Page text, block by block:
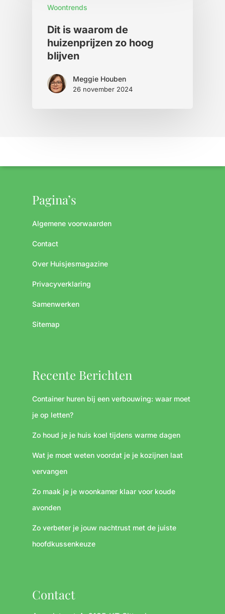
Woontrends
Dit is waarom de
huizenprijzen zo hoog
blijven
Meggie Houben
26 november 2024
Pagina’s
Algemene voorwaarden
Contact
Over Huisjesmagazine
Privacyverklaring
Samenwerken
Sitemap
Recente Berichten
Container huren bij een verbouwing: waar moet
je op letten?
Zo houd je je huis koel tijdens warme dagen
Wat je moet weten voordat je je kozijnen laat
vervangen
Zo maak je je woonkamer klaar voor koude
avonden
Zo verbeter je jouw nachtrust met de juiste
hoofdkussenkeuze
Contact